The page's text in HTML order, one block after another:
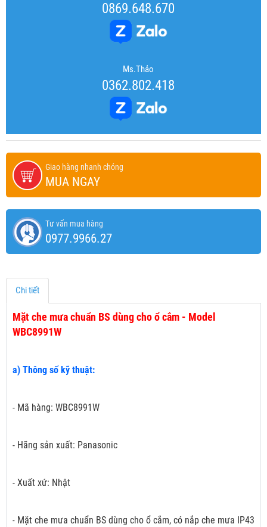
0869.648.670
Ms.Thảo
0362.802.418
Giao hàng nhanh chóng
MUA NGAY
Tư vấn mua hàng
0977.9966.27
Chi tiết
Mặt che mưa chuẩn BS dùng cho ổ cắm - Model
WBC8991W
a) Thông số kỹ thuật:
- Mã hàng: WBC8991W
- Hãng sản xuất: Panasonic
- Xuất xứ: Nhật
- Mặt che mưa chuẩn BS dùng cho ổ cắm, có nắp che mưa IP43